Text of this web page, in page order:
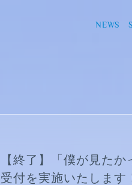
NEWS
【終了】「僕が見た
受付を実施いたします